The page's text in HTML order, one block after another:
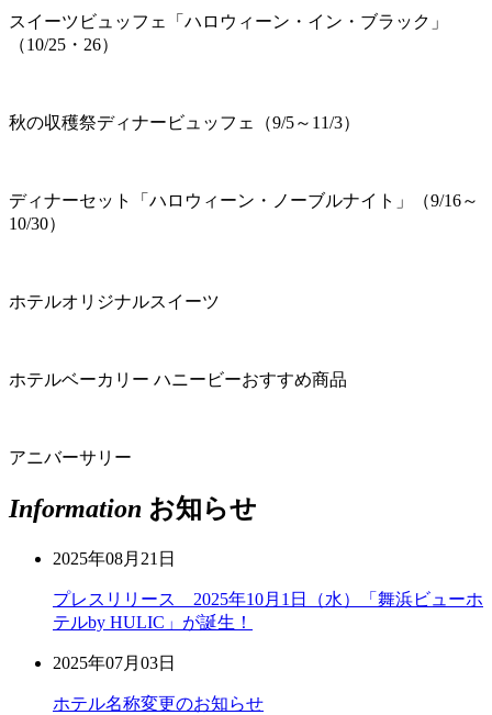
スイーツビュッフェ「ハロウィーン・イン・ブラック」
（10/25・26）
秋の収穫祭ディナービュッフェ（9/5～11/3）
ディナーセット「ハロウィーン・ノーブルナイト」（9/16～
10/30）
ホテルオリジナルスイーツ
ホテルベーカリー ハニービーおすすめ商品
アニバーサリー
Information お知らせ
2025年08月21日
プレスリリース 2025年10月1日（水）「舞浜ビューホ
テルby HULIC」が誕生！
2025年07月03日
ホテル名称変更のお知らせ